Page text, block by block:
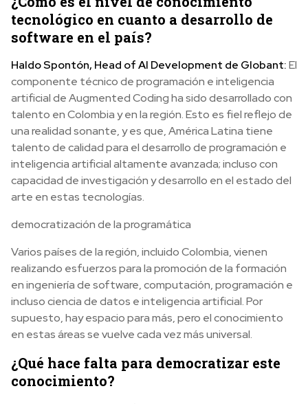
tecnológico en cuanto a desarrollo de
software en el país?
Haldo Spontón, Head of AI Development de Globant:El
componente técnico de programación e inteligencia
artificial de Augmented Coding ha sido desarrollado con
talento en Colombia y en la región. Esto es fiel reflejo de
una realidad sonante, y es que, América Latina tiene
talento de calidad para el desarrollo de programación e
inteligencia artificial altamente avanzada; incluso con
capacidad de investigación y desarrollo en el estado del
arte en estas tecnologías.
democratización de la programática
Varios países de la región, incluido Colombia, vienen
realizando esfuerzos para la promoción de la formación
en ingeniería de software, computación, programación e
incluso ciencia de datos e inteligencia artificial. Por
supuesto, hay espacio para más, pero el conocimiento
en estas áreas se vuelve cada vez más universal.
¿Qué hace falta para democratizar este
conocimiento?